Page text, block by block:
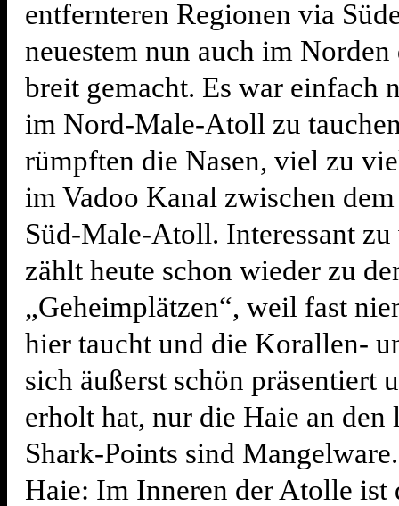
entfernteren Regionen via
neuestem nun auch im
breit gemacht. Es war einfach
im Nord-Male-Atoll zu
rümpften die Nasen, viel zu
im Vadoo Kanal zwischen
Süd-Male-Atoll. Interessant zu
zählt heute schon wieder zu
„Geheimplätzen“, weil fast
hier taucht und die Korallen-
sich äußerst schön präsentiert
erholt hat, nur die Haie an den
Shark-Points sind
Haie: Im Inneren der Atolle ist